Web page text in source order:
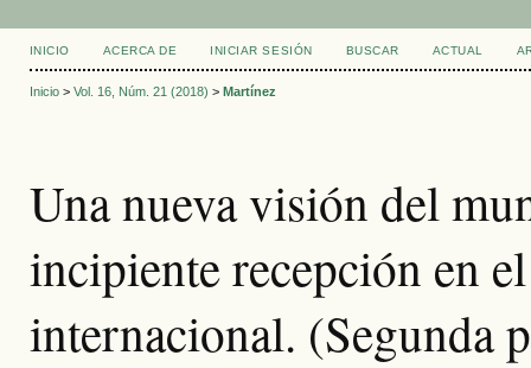
INICIO ACERCA DE INICIAR SESIÓN BUSCAR ACTUAL
Inicio> Vol. 16, Núm. 21 (2018) > Martínez
Una nueva visión del
incipiente recepción en
internacional. (Segunda